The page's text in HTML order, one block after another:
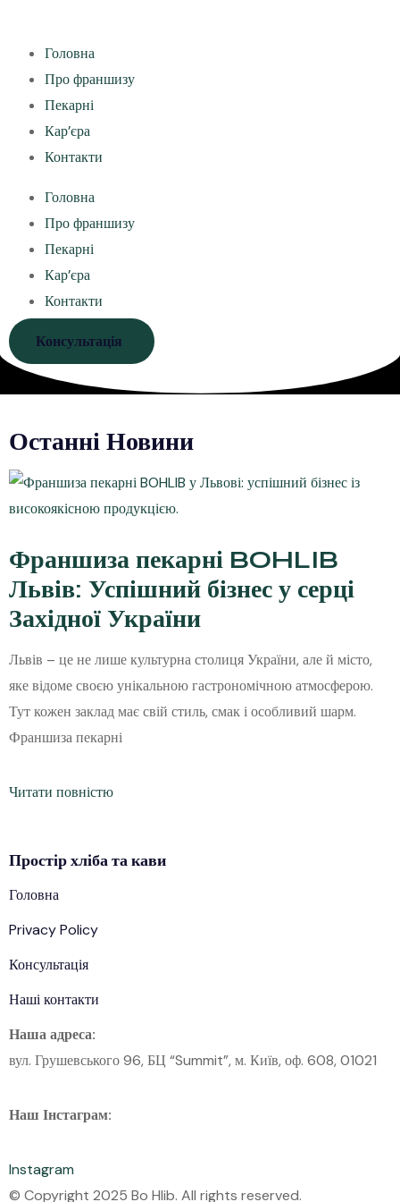
Головна
Про франшизу
Пекарні
Кар’єра
Контакти
Головна
Про франшизу
Пекарні
Кар’єра
Контакти
Консультація
Останні Новини
Франшиза пекарні BOHLIB
Львів: Успішний бізнес у серці
Західної України
Львів – це не лише культурна столиця України, але й місто,
яке відоме своєю унікальною гастрономічною атмосферою.
Тут кожен заклад має свій стиль, смак і особливий шарм.
Франшиза пекарні
Читати повністю
Простірхлібата кави
Головна
Privacy Policy
Консультація
Наші контакти
Наша адреса:
вул. Грушевського 96, БЦ “Summit”, м. Київ, оф. 608, 01021
Наш Інстаграм:
Instagram
© Copyright 2025 Bo Hlib. All rights reserved.